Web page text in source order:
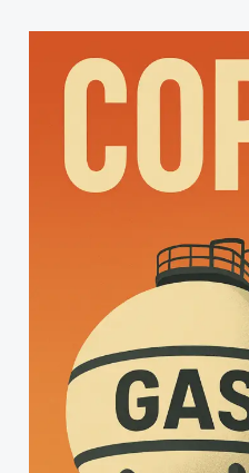
oportunidad